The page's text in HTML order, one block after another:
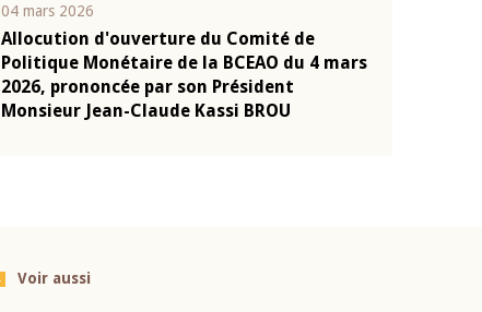
04 mars 2026
Allocution d'ouverture du Comité de
Politique Monétaire de la BCEAO du 4 mars
2026, prononcée par son Président
Monsieur Jean-Claude Kassi BROU
Voir aussi